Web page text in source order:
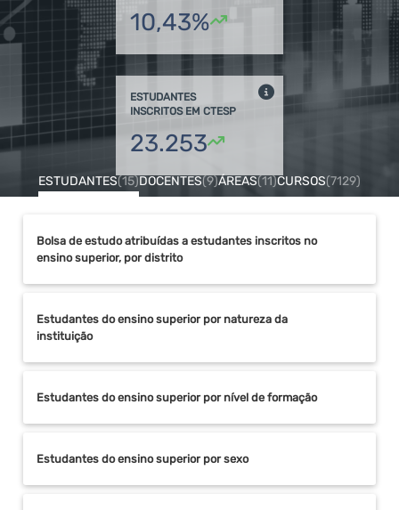
10,43%
ESTUDANTES
INSCRITOS EM CTESP
23.253
ESTUDANTES(15)DOCENTES(9)ÁREAS(11)CURSOS(7129)
Bolsa de estudo atribuídas a estudantes inscritos no
ensino superior, por distrito
Estudantes do ensino superior por natureza da
instituição
Estudantes do ensino superior por nível de formação
Estudantes do ensino superior por sexo